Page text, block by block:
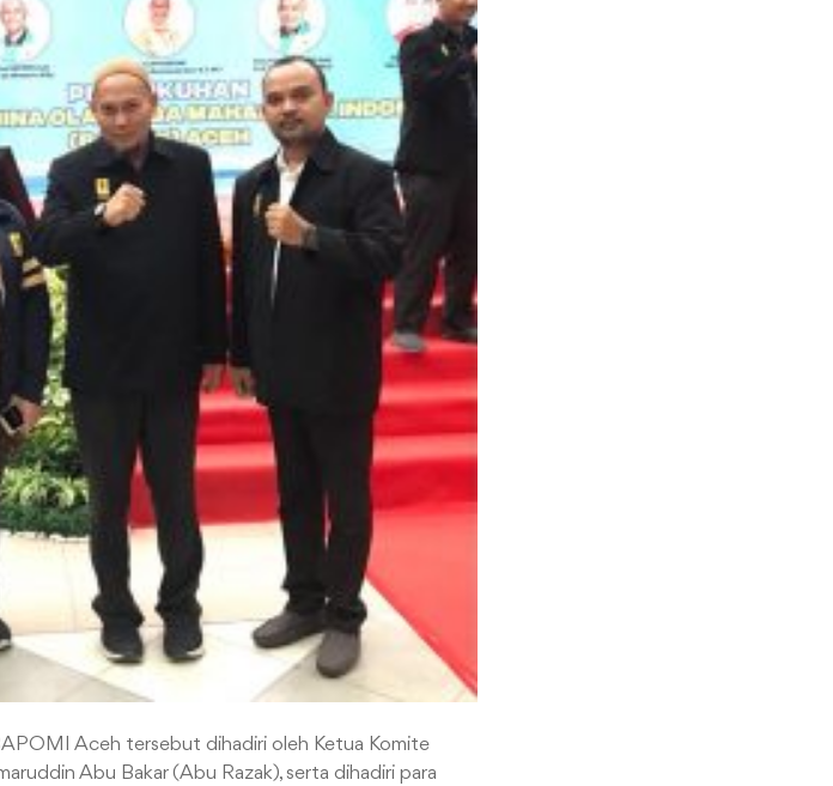
Aceh tersebut dihadiri oleh Ketua Komite
Abu Bakar (Abu Razak), serta dihadiri para